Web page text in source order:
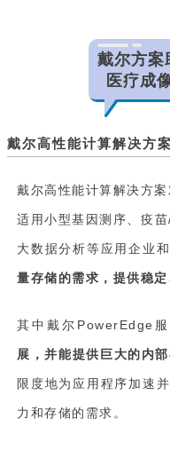
戴尔方案
医疗成
戴尔高性能计算解决方案
戴尔高性能计算解决方
适用小型基因测序、疫
大数据分析等应用企业
量存储的需求，提供稳
其中戴尔PowerEdge
展，并能提供巨大的内
限度地为应用程序加速
力和存储的需求。